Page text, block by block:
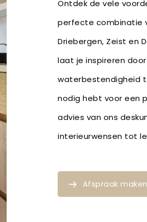
Ontdek de vele
perfecte combinatie
Driebergen, Zeist en
laat je inspireren
waterbestendigheid
nodig hebt voor een
advies van ons
interieurwensen tot
Afspraak maken